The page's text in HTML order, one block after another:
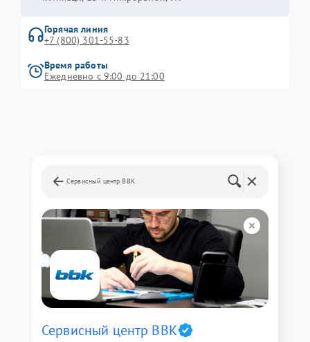
Горячая линия
+7 (800) 301-55-83
Время работы
Ежедневно с 9:00 до 21:00
Сервисный центр BBK
Сервисный центр BBK